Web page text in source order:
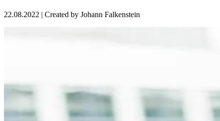
22.08.2022 | Created by Johann Falkenstein